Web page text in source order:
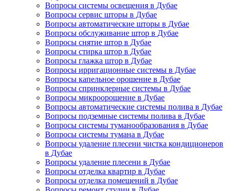
Вопросы системы освещения в Дубае
Вопросы сервис шторы в Дубае
Вопросы автоматические шторы в Дубае
Вопросы обслуживание штор в Дубае
Вопросы снятие штор в Дубае
Вопросы стирка штор в Дубае
Вопросы глажка штор в Дубае
Вопросы ирригационные системы в Дубае
Вопросы капельное орошение в Дубае
Вопросы спринклерные системы в Дубае
Вопросы микроорошение в Дубае
Вопросы автоматические системы полива в Дубае
Вопросы подземные системы полива в Дубае
Вопросы системы туманообразования в Дубае
Вопросы системы тумана в Дубае
Вопросы удаление плесени чистка кондиционеров
в Дубае
Вопросы удаление плесени в Дубае
Вопросы отделка квартир в Дубае
Вопросы отделка помещений в Дубае